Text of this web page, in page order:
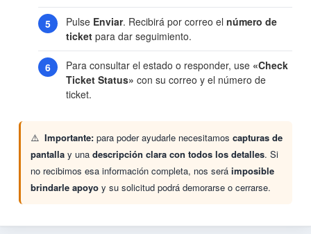
Pulse Enviar. Recibirá por correo el número de
ticketpara dar seguimiento.
Para consultar el estado o responder, use «Check
Ticket Status» con su correo y el número de
ticket.
Importante:para poder ayudarle necesitamos capturas de
pantallay una descripción clara con todos los detalles. Si
no recibimos esa información completa, nos será imposible
brindarle apoyoy su solicitud podrá demorarse o cerrarse.